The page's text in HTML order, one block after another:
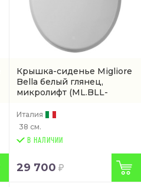
Крышка-сиденье Migliore
Bella белый глянец,
микролифт (ML.BLL-
Италия
38 см.
В НАЛИЧИИ
29 700